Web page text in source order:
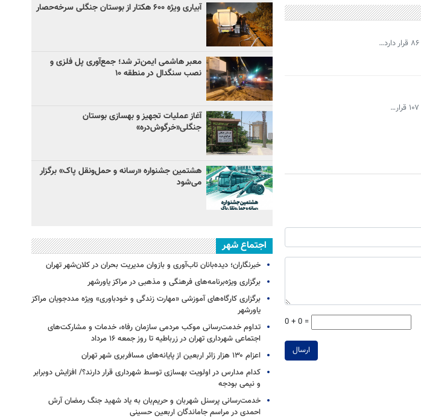
0 + 0 =
ارسال
آبیاری ویژه ۶۰۰ هکتار از بوستان جنگلی سرخه‌حصار
معبر هاشمی ایمن‌تر شد؛ جمع‌آوری پل فلزی و
نصب سنگدال در منطقه ۱۰
آغاز عملیات تجهیز و بهسازی بوستان
جنگلی«خرگوش‌دره»
هشتمین جشنواره «رسانه و حمل‌ونقل پاک» برگزار
می‌شود
اجتماع شهر
خبرنگاران؛ دیده‌بانان تاب‌آوری و بازوان مدیریت بحران در کلان‌شهر تهران
برگزاری ویژه‌برنامه‌های فرهنگی و مذهبی در مراکز یاورشهر
برگزاری کارگاه‌های آموزشی «مهارت زندگی و خودباوری» ویژه مددجویان مراکز
یاورشهر
تداوم خدمت‌رسانی موکب مردمی سازمان رفاه، خدمات و مشارکت‌های
اجتماعی شهرداری تهران در زرباطیه تا روز جمعه ۱۶ مرداد
اعزام ۱۳۰ هزار زائر اربعین از پایانه‌های مسافربری شهر تهران
کدام مدارس در اولویت بهسازی توسط شهرداری قرار دارند؟/ افزایش دوبرابر
و نیمی بودجه
خدمت‌رسانی پرسنل شهربان و حریم‌بان به یاد شهید جنگ رمضان آرش
احمدی در مراسم جاماندگان اربعین حسینی